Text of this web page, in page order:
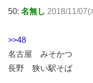
50: 名無し 2018/11/07(
>>48
名古屋 みそかつ
長野 狭い駅そば